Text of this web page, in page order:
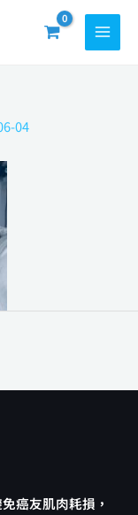
04
癌友肌肉耗損，